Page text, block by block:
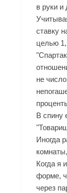
в руки
ставку
целью
не
В спину
Иногда
Когда я
форме,
через